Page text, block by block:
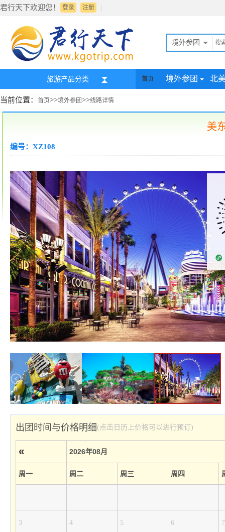
君行天下欢迎您！ 登录 |
注册
境外参团
旅游产品分类 首页 境外参团 北
当前位置： 首页>>境外参团>>线路详情
美
编号：XZ108
出团时间与价格明细(点击日历上价格可以进行预订)
« 2026年08月
周一 周二 周三 周四
3 4 5 6 7